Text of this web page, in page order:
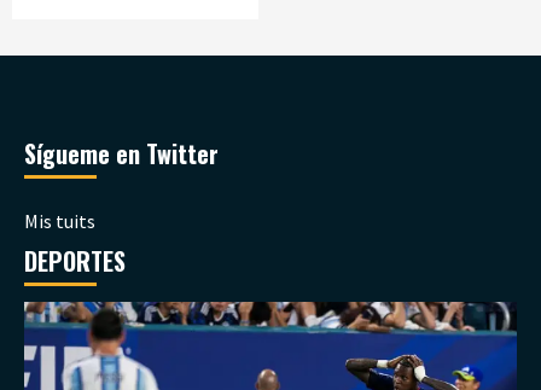
Sígueme en Twitter
Mis tuits
DEPORTES